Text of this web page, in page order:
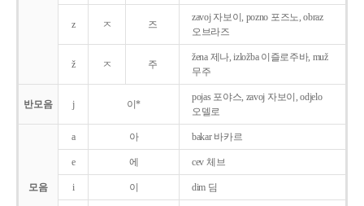
z ㅈ 즈
zavoj 자보이, pozno 포즈노, obraz
오브라즈
ž ㅈ 주
žena 제나, izložba 이즐로주바, muž
무주
반모음 j 이*
pojas 포야스, zavoj 자보이, odjelo
오델로
모음
a 아 bakar 바카르
e 에 cev 체브
i 이 dim 딤